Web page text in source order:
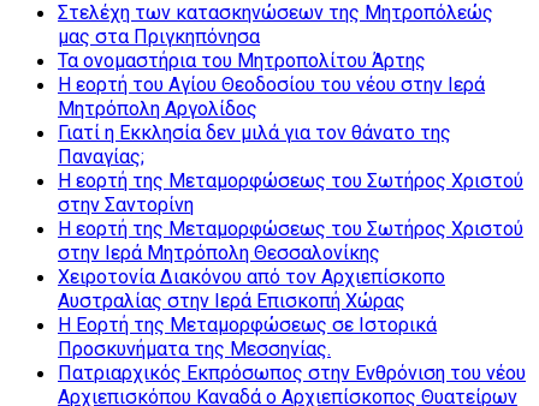
Στελέχη των κατασκηνώσεων της Μητροπόλεώς
μας στα Πριγκηπόνησα
Τα ονομαστήρια του Μητροπολίτου Άρτης
Η εορτή του Αγίου Θεοδοσίου του νέου στην Ιερά
Μητρόπολη Αργολίδος
Γιατί η Εκκλησία δεν μιλά για τον θάνατο της
Παναγίας;
Η εορτή της Μεταμορφώσεως του Σωτήρος Χριστού
στην Σαντορίνη
Η εορτή της Μεταμορφώσεως του Σωτήρος Χριστού
στην Ιερά Μητρόπολη Θεσσαλονίκης
Χειροτονία Διακόνου από τον Αρχιεπίσκοπο
Αυστραλίας στην Ιερά Επισκοπή Χώρας
Η Εορτή της Μεταμορφώσεως σε Ιστορικά
Προσκυνήματα της Μεσσηνίας.
Πατριαρχικός Εκπρόσωπος στην Ενθρόνιση του νέου
Αρχιεπισκόπου Καναδά ο Αρχιεπίσκοπος Θυατείρων